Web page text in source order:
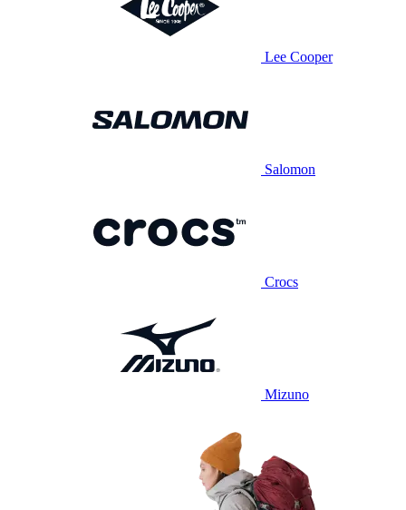
Lee Cooper
Salomon
Crocs
Mizuno